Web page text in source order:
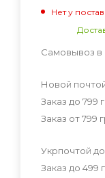
Нет у
Самовывоз в
Новой
Заказ до 799
Заказ от 799
Укрпочтой
Заказ до 499